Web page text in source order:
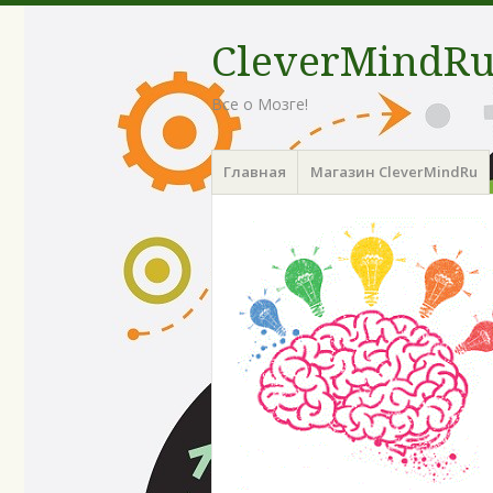
Все о Мозге!
Menu
Skip
toГлавная Магазин CleverMindRu